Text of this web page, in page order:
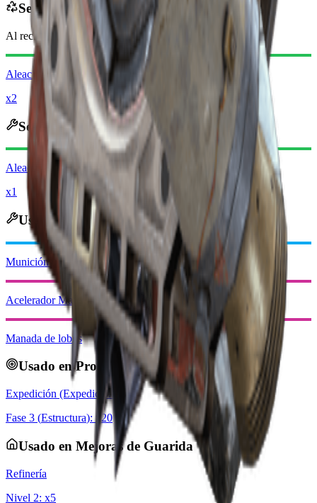
Se recicla en
Al reciclar, recibirás -600 menos
Aleación ARC
x2
Se desguaza en
Aleación ARC
x1
Usado en Fabricación
Munición de lanzador
Acelerador Magnético
Manada de lobos
Usado en Proyectos
Expedición (Expedición 4)
Fase 3 (Estructura): x20
Usado en Mejoras de Guarida
Refinería
Nivel 2: x5